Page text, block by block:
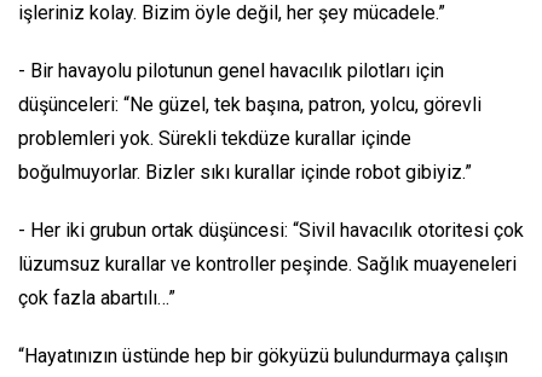
işleriniz kolay. Bizim öyle değil, her şey mücadele.”
- Bir havayolu pilotunun genel havacılık pilotları için
düşünceleri: “Ne güzel, tek başına, patron, yolcu, görevli
problemleri yok. Sürekli tekdüze kurallar içinde
boğulmuyorlar. Bizler sıkı kurallar içinde robot gibiyiz.”
- Her iki grubun ortak düşüncesi: “Sivil havacılık otoritesi çok
lüzumsuz kurallar ve kontroller peşinde. Sağlık muayeneleri
çok fazla abartılı…”
“Hayatınızın üstünde hep bir gökyüzü bulundurmaya çalışın